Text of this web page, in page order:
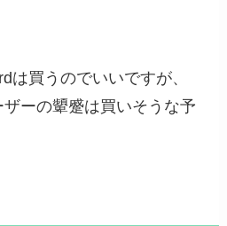
は買うのでいいですが、
ーの顰蹙は買いそうな予